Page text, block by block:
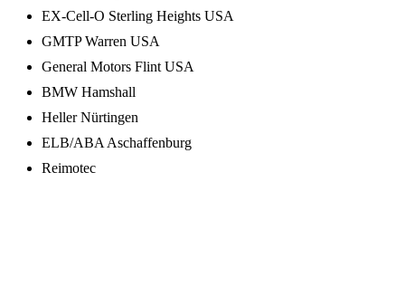
EX-Cell-O Sterling Heights USA
GMTP Warren USA
General Motors Flint USA
BMW Hamshall
Heller Nürtingen
ELB/ABA Aschaffenburg
Reimotec